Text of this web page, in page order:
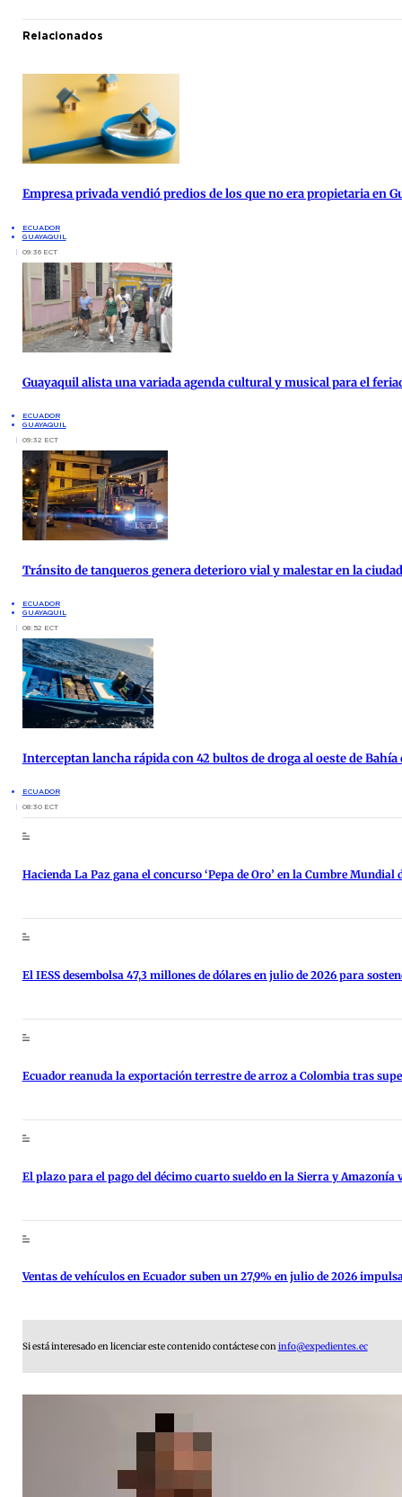
Relacionados
Empresa privada vendió predios de los que no era propietaria en
ECUADOR
GUAYAQUIL
09:36 ECT
Guayaquil alista una variada agenda cultural y musical para el
ECUADOR
GUAYAQUIL
09:32 ECT
Tránsito de tanqueros genera deterioro vial y malestar en la
ECUADOR
GUAYAQUIL
08:52 ECT
Interceptan lancha rápida con 42 bultos de droga al oeste de Bahía
ECUADOR
08:30 ECT
Hacienda La Paz gana el concurso ‘Pepa de Oro’ en la Cumbre Mundial
El IESS desembolsa 47,3 millones de dólares en julio de 2026 para
Ecuador reanuda la exportación terrestre de arroz a Colombia tras
El plazo para el pago del décimo cuarto sueldo en la Sierra y Amazonía
Ventas de vehículos en Ecuador suben un 27,9% en julio de 2026
Si está interesado en licenciar este contenido contáctese coninfo@expedientes.ec